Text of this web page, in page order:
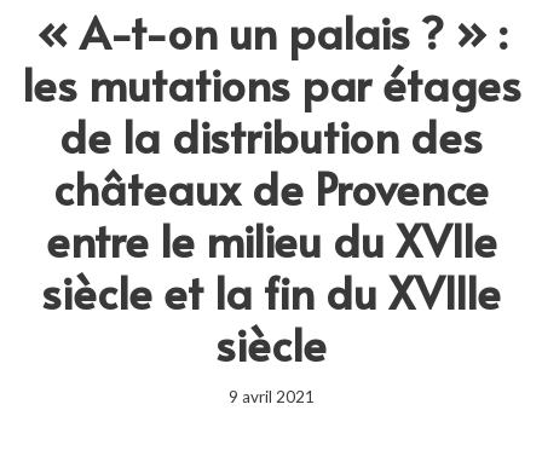
« A-t-on un palais ? » :
les mutations par étages
de la distribution des
châteaux de Provence
entre le milieu du XVIIe
siècle et la fin du XVIIIe
siècle
9 avril 2021